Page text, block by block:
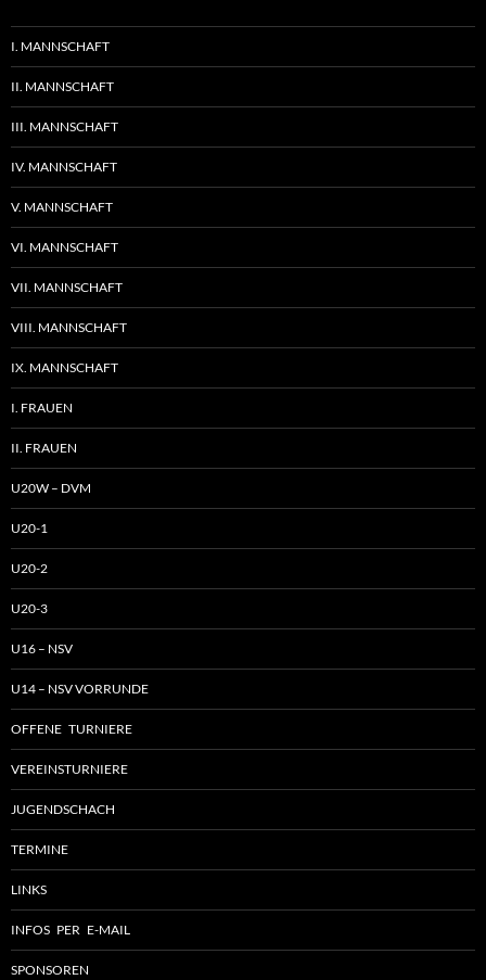
I. MANNSCHAFT
II. MANNSCHAFT
III. MANNSCHAFT
IV. MANNSCHAFT
V. MANNSCHAFT
VI. MANNSCHAFT
VII. MANNSCHAFT
VIII. MANNSCHAFT
IX. MANNSCHAFT
I. FRAUEN
II. FRAUEN
U20W – DVM
U20-1
U20-2
U20-3
U16 – NSV
U14 – NSV VORRUNDE
OFFENE TURNIERE
VEREINSTURNIERE
JUGENDSCHACH
TERMINE
LINKS
INFOS PER E-MAIL
SPONSOREN